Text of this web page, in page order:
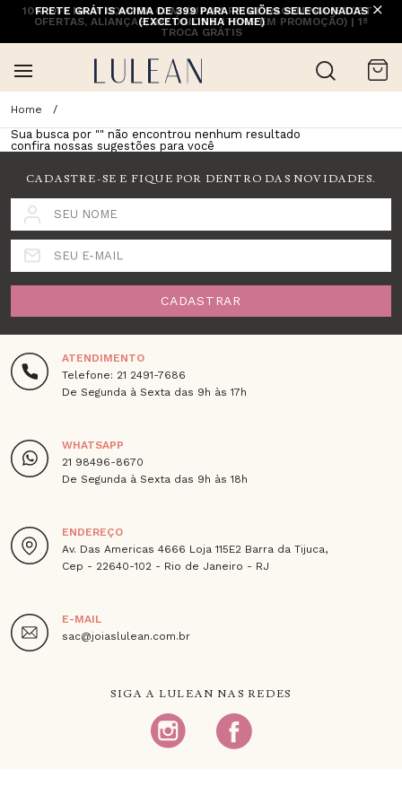
10% OFF NA 1ª COMPRA COM CUPOM PRIMEIRACOMPRA (EXCETO
OFERTAS, ALIANÇAS, RELÓGIOS E ITENS EM PROMOÇÃO) | 1ª
TROCA GRÁTIS
FRETE GRÁTIS ACIMA DE 399 PARA REGIÕES SELECIONADAS
(EXCETO LINHA HOME)
Sua busca por "" não encontrou nenhum resultado
confira nossas sugestões para você
CADASTRE-SE E FIQUE POR DENTRO DAS NOVIDADES.
SEU NOME
SEU E-MAIL
CADASTRAR
ATENDIMENTO
Telefone: 21 2491-7686
De Segunda à Sexta das 9h às 17h
WHATSAPP
21 98496-8670
De Segunda à Sexta das 9h às 18h
ENDEREÇO
Av. Das Americas 4666 Loja 115E2 Barra da Tijuca,
Cep - 22640-102 - Rio de Janeiro - RJ
E-MAIL
sac@joiaslulean.com.br
SIGA A LULEAN NAS REDES